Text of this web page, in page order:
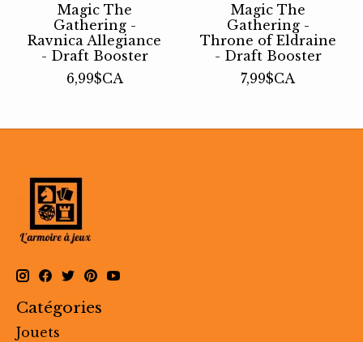
Magic The
Gathering -
Ravnica Allegiance
- Draft Booster
6,99$CA
Magic The
Gathering -
Throne of Eldraine
- Draft Booster
7,99$CA
Catégories
Jouets